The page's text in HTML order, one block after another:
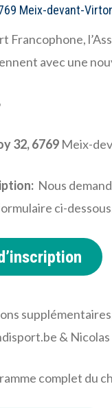
Meix-devant-
Francophone,
avec une
32, 6769 Meix-
Nous
ci-
&
complet du